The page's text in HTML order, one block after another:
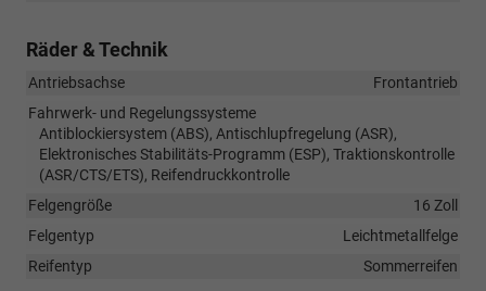
Räder & Technik
Antriebsachse
Frontantrieb
Fahrwerk- und Regelungssysteme
Antiblockiersystem (ABS), Antischlupfregelung (ASR),
Elektronisches Stabilitäts-Programm (ESP), Traktionskontrolle
(ASR/CTS/ETS), Reifendruckkontrolle
Felgengröße
16 Zoll
Felgentyp
Leichtmetallfelge
Reifentyp
Sommerreifen